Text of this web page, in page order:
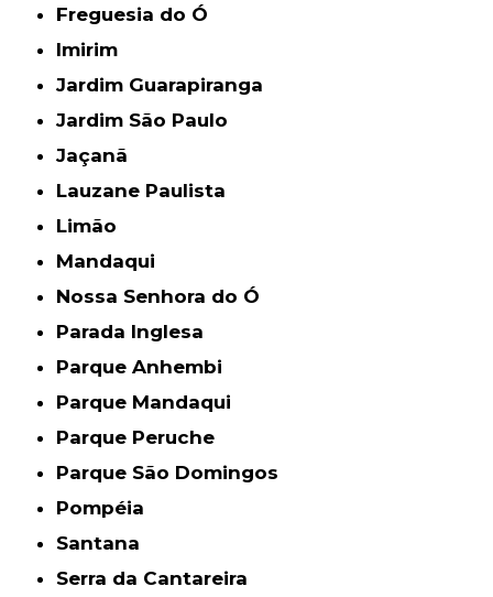
Freguesia do Ó
Imirim
Jardim Guarapiranga
Jardim São Paulo
Jaçanã
Lauzane Paulista
Limão
Mandaqui
Nossa Senhora do Ó
Parada Inglesa
Parque Anhembi
Parque Mandaqui
Parque Peruche
Parque São Domingos
Pompéia
Santana
Serra da Cantareira